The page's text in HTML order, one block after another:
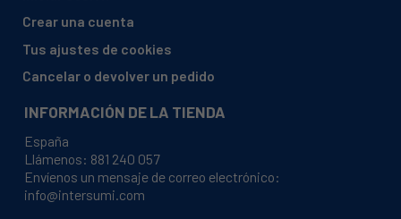
ASPES, ALV116
ASPES, ALV117
ASPES, ALV117X
ASPES, ALV136
Crear una cuenta
Tus ajustes de cookies
Cancelar o devolver un pedido
INFORMACIÓN DE LA TIENDA
España
Llámenos: 881 240 057
Envíenos un mensaje de correo electrónico:
info@intersumi.com